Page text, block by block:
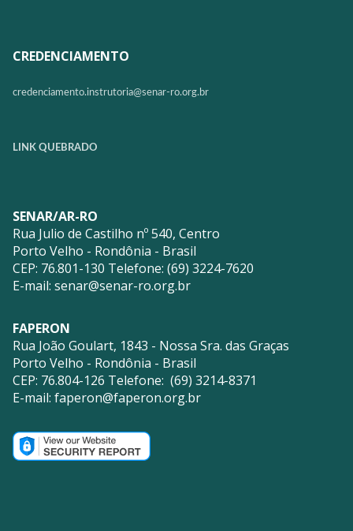
CREDENCIAMENTO
credenciamento.instrutoria@senar-ro.org.br
LINK QUEBRADO
SENAR/AR-RO
Rua Julio de Castilho nº 540, Centro
Porto Velho - Rondônia - Brasil
CEP: 76.801-130 Telefone: (69) 3224-7620
E-mail: senar@senar-ro.org.br
FAPERON
Rua João Goulart, 1843 - Nossa Sra. das Graças
Porto Velho - Rondônia - Brasil
CEP: 76.804-126 Telefone: (69) 3214-8371
E-mail: faperon@faperon.org.br